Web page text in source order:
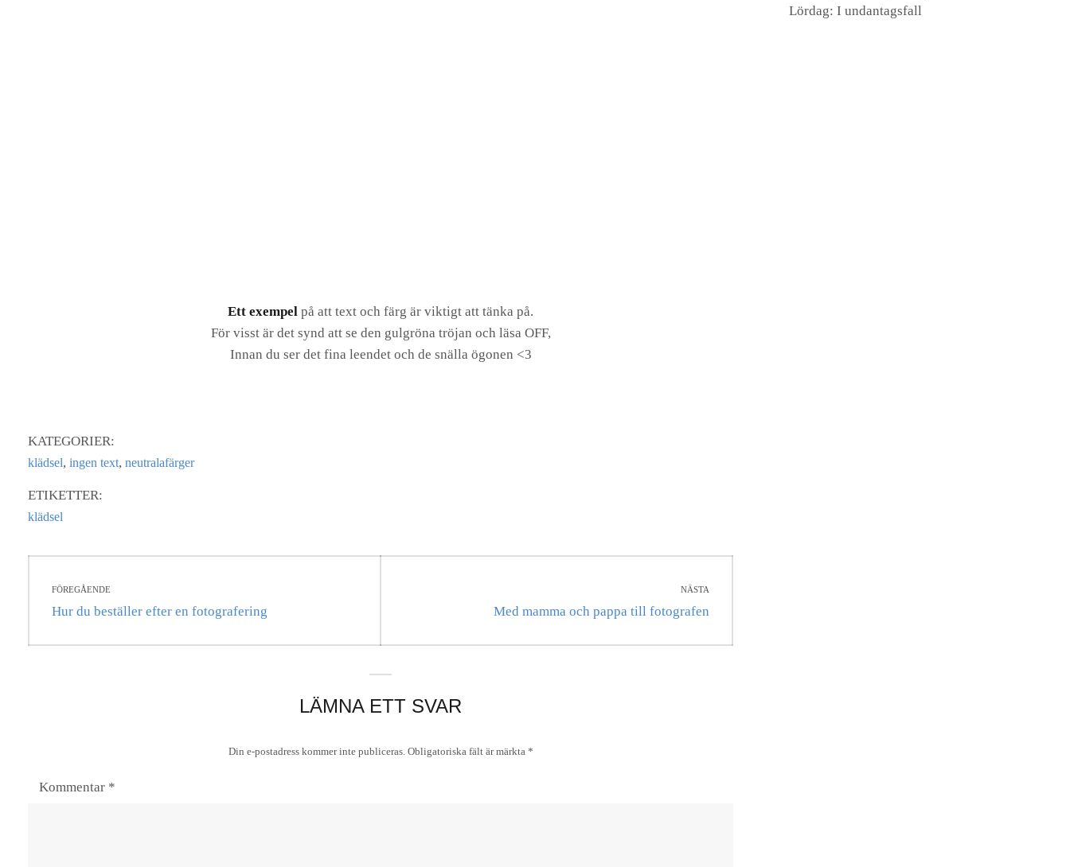
Ett exempel på att text och färg är viktigt att tänka på.
För visst är det synd att se den gulgröna tröjan och läsa OFF,
Innan du ser det fina leendet och de snälla ögonen <3
KATEGORIER:
klädsel, ingen text, neutralafärger
ETIKETTER:
klädsel
FÖREGÅENDE
Föregående
Hur du beställer efter en fotografering
NÄSTA
Nästa
Med mamma och pappa till fotografen
LÄMNA ETT SVAR
Din e-postadress kommer inte publiceras. Obligatoriska fält är märkta *
Kommentar *
Lördag: I undantagsfall